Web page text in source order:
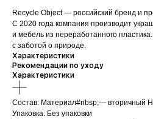
Recycle Object — российский бренд и
С 2020 года компания производит
и мебель из переработанного
с заботой о природе.
Характеристики
Рекомендации по уходу
Характеристики
Состав: Материал#nbsp;— вторичный
Упаковка: Без упаковки